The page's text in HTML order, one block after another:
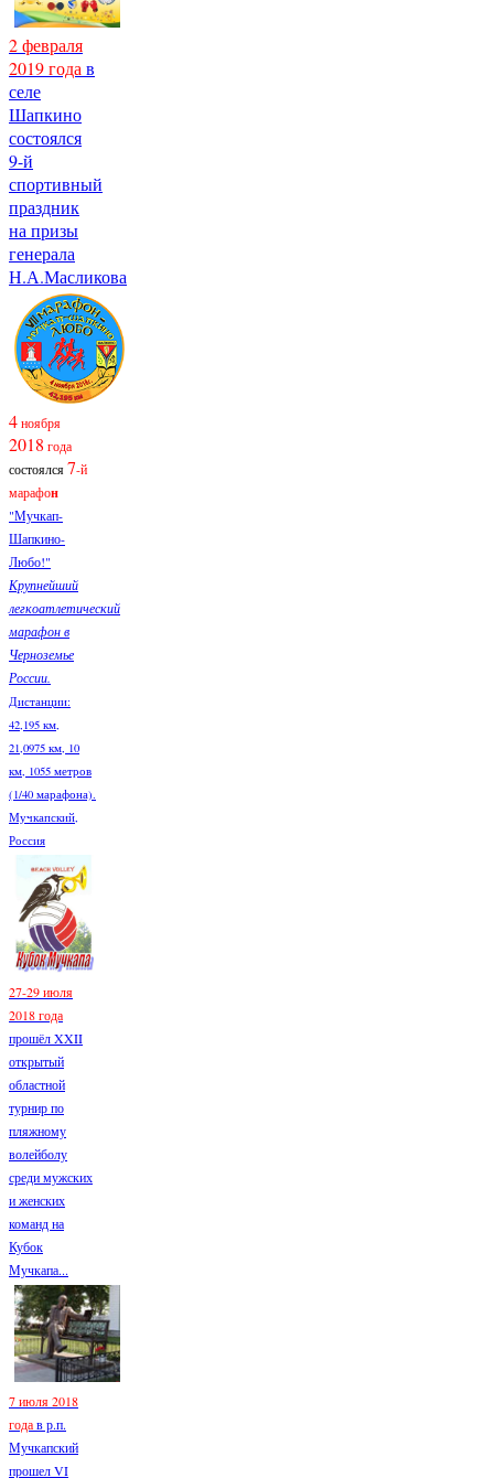
2 февраля
2019 года в
селе
Шапкино
состоялся
9-й
спортивный
праздник
на призы
генерала
Н.А.Масликова
4ноября
2018 года
состоялся7-й
марафон
"Мучкап-
Шапкино-
Любо!"
Крупнейший
легкоатлетический
марафон в
Черноземье
России.
Дистанции:
42,195 км,
21,0975 км, 10
км, 1055 метров
(1/40 марафона).
Мучкапский,
Россия
27-29 июля
2018 года
прошёл XXII
открытый
областной
турнир по
пляжному
волейболу
среди мужских
и женских
команд на
Кубок
Мучкапа...
7 июля 2018
годав р.п.
Мучкапский
прошел VI